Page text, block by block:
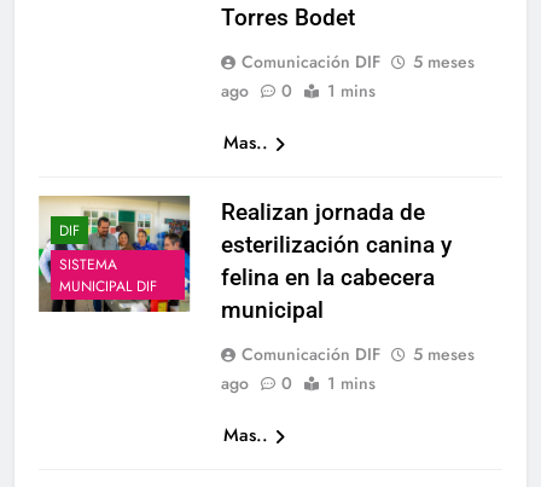
Torres Bodet
Comunicación DIF
5 meses
ago
0 1 mins
Mas..
DIF
SISTEMA
MUNICIPAL DIF
Realizan jornada de
esterilización canina y
felina en la cabecera
municipal
Comunicación DIF
5 meses
ago
0 1 mins
Mas..